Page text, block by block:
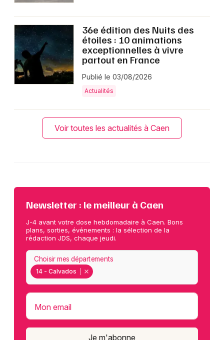
36e édition des Nuits des
étoiles : 10 animations
exceptionnelles à vivre
partout en France
Publié le 03/08/2026
Actualités
Voir toutes les actualités à Caen
Newsletter : le meilleur à Caen
J-4 avant votre dose hebdomadaire à Caen. Bons
plans, sorties, événements : la sélection de la
rédaction JDS, chaque jeudi.
14 - Calvados
Choisir mes départements
Mon email
Je m'abonne